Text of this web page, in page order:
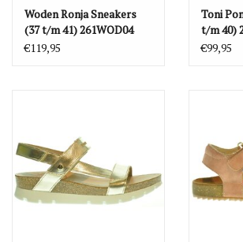
Woden Ronja Sneakers
(37 t/m 41) 261WOD04
€119,95
Toni
t/m 40)
€99,95